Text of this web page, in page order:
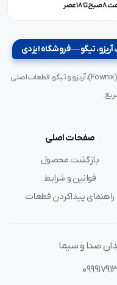
عصر
خرید لوازم یدکی MVM و مدیران خودرو، فونیکس (Fownix)، آریزو و تیگو. قطعات اصلی
صفحات اصلی
بازگشت محصول
قوانین و شرایط
راهنمای پیداکردن قطعات
صدا و سیما